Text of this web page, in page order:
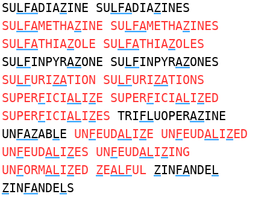
SULFADIAZINE SULFADIAZINES
SULFAMETHAZINE SULFAMETHAZINES
SULFATHIAZOLE SULFATHIAZOLES
SULFINPYRAZONE SULFINPYRAZONES
SULFURIZATION SULFURIZATIONS
SUPERFICIALIZE SUPERFICIALIZED
SUPERFICIALIZES TRIFLUOPERAZINE
UNFAZABLE UNFEUDALIZE UNFEUDALIZED
UNFEUDALIZES UNFEUDALIZING
UNFORMALIZED ZEALFUL ZINFANDEL
ZINFANDELS